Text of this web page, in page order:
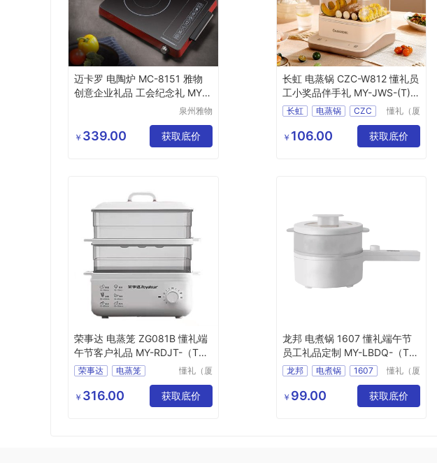
迈卡罗 电陶炉 MC-8151 雅物
创意企业礼品 工会纪念礼 MY-L
泉州雅物
公司
￥ 339.00 获取底价
长虹 电蒸锅 CZC-W812 懂礼员
工小奖品伴手礼 MY-JWS-(T)-
43
长虹 电蒸锅
CZC
员工小奖品伴手礼
43
懂礼（厦
链有限公
司
￥ 106.00 获取底价
荣事达 电蒸笼 ZG081B 懂礼端
午节客户礼品 MY-RDJT-（T）
-177
荣事达
电蒸笼
懂礼端午节客户礼品
懂礼（厦
链有限公
司
￥ 316.00 获取底价
龙邦 电煮锅 1607 懂礼端午节
员工礼品定制 MY-LBDQ-（T）
-16
龙邦 电煮锅
1607
懂礼端午节员工礼品定制
MY
LBDQ 16
懂礼（厦
链有限公
司
￥ 99.00 获取底价